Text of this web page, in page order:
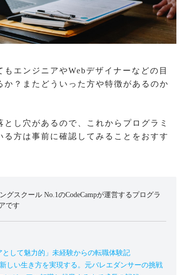
エンジニアやWebデザイナーなどの目
？またどういった方や特徴があるのか
し穴があるので、これからプログラミ
方は事前に確認してみることをおすす
グスクール No.1のCodeCampが運営するプログラ
です
して魅力的」未経験からの転職体験記
しい生き方を実現する。元バレエダンサーの挑戦